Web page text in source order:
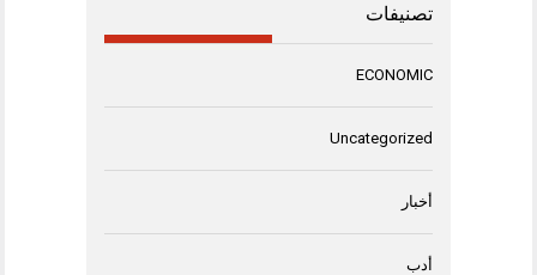
تصنيفات
ECONOMIC
Uncategorized
أخبار
أدب